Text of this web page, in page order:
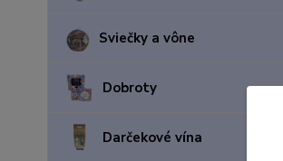
Sviečky a vône
Dobroty
Darčekové vína